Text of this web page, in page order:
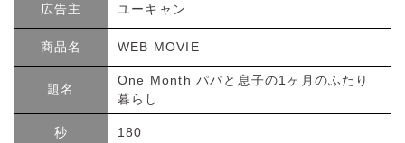
広告主 ユーキャン
商品名 WEB MOVIE
題名
One Month パパと息子の1ヶ月のふたり
暮らし
秒 180